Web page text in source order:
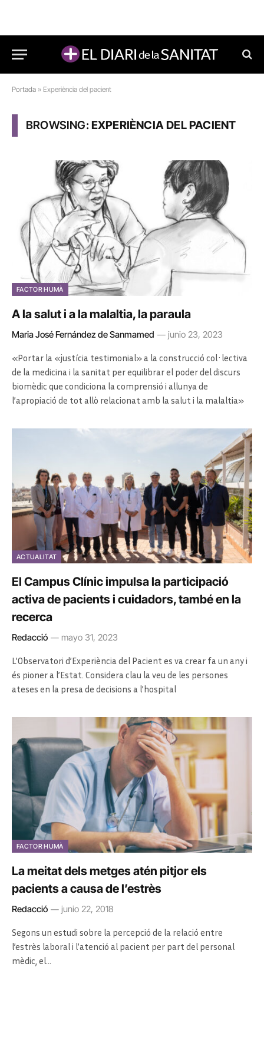
Portada » Experiència del pacient
BROWSING:EXPERIÈNCIA DEL PACIENT
FACTOR HUMÀ
A la salut i a la malaltia, la paraula
Maria José Fernández de Sanmamed junio 23, 2023
«Portar la «justícia testimonial» a la construcció col·lectiva
de la medicina i la sanitat per equilibrar el poder del discurs
biomèdic que condiciona la comprensió i allunya de
l’apropiació de tot allò relacionat amb la salut i la malaltia»
ACTUALITAT
El Campus Clínic impulsa la participació
activa de pacients i cuidadors, també en la
recerca
Redacció mayo 31, 2023
L’Observatori d’Experiència del Pacient es va crear fa un any i
és pioner a l’Estat. Considera clau la veu de les persones
ateses en la presa de decisions a l’hospital
FACTOR HUMÀ
La meitat dels metges atén pitjor els
pacients a causa de l’estrès
Redacció junio 22, 2018
Segons un estudi sobre la percepció de la relació entre
l’estrès laboral i l’atenció al pacient per part del personal
mèdic, el…